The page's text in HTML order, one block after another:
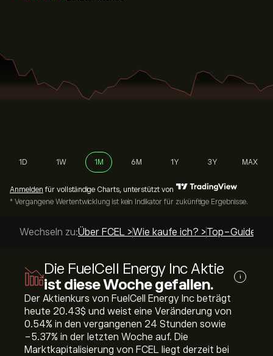
1D 1W 1M 6M 1Y 3Y MAX
Anmelden für vollständige Charts, unterstützt von
* Vergangene Wertentwicklung ist kein Indikator für zukünftige Ergebnisse.
Wechseln zu:Über FCEL >Wie kaufe ich? >Top-Guides >
Die FuelCell Energy Inc Aktie
ist diese Woche gefallen.
i
Der Aktienkurs von FuelCell Energy Inc beträgt
heute 20.43‎$‎ und weist eine Veränderung von
‎0.54‎% in den vergangenen 24 Stunden sowie
‎-5.37‎% in der letzten Woche auf. Die
Marktkapitalisierung von FCEL liegt derzeit bei